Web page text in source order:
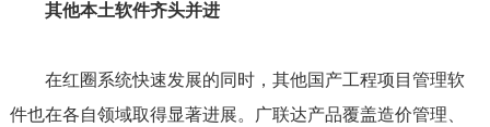
其他本土软件齐头并进
在红圈系统快速发展的同时，其他国产工程项目管理软
件也在各自领域取得显著进展。广联达产品覆盖造价管理、